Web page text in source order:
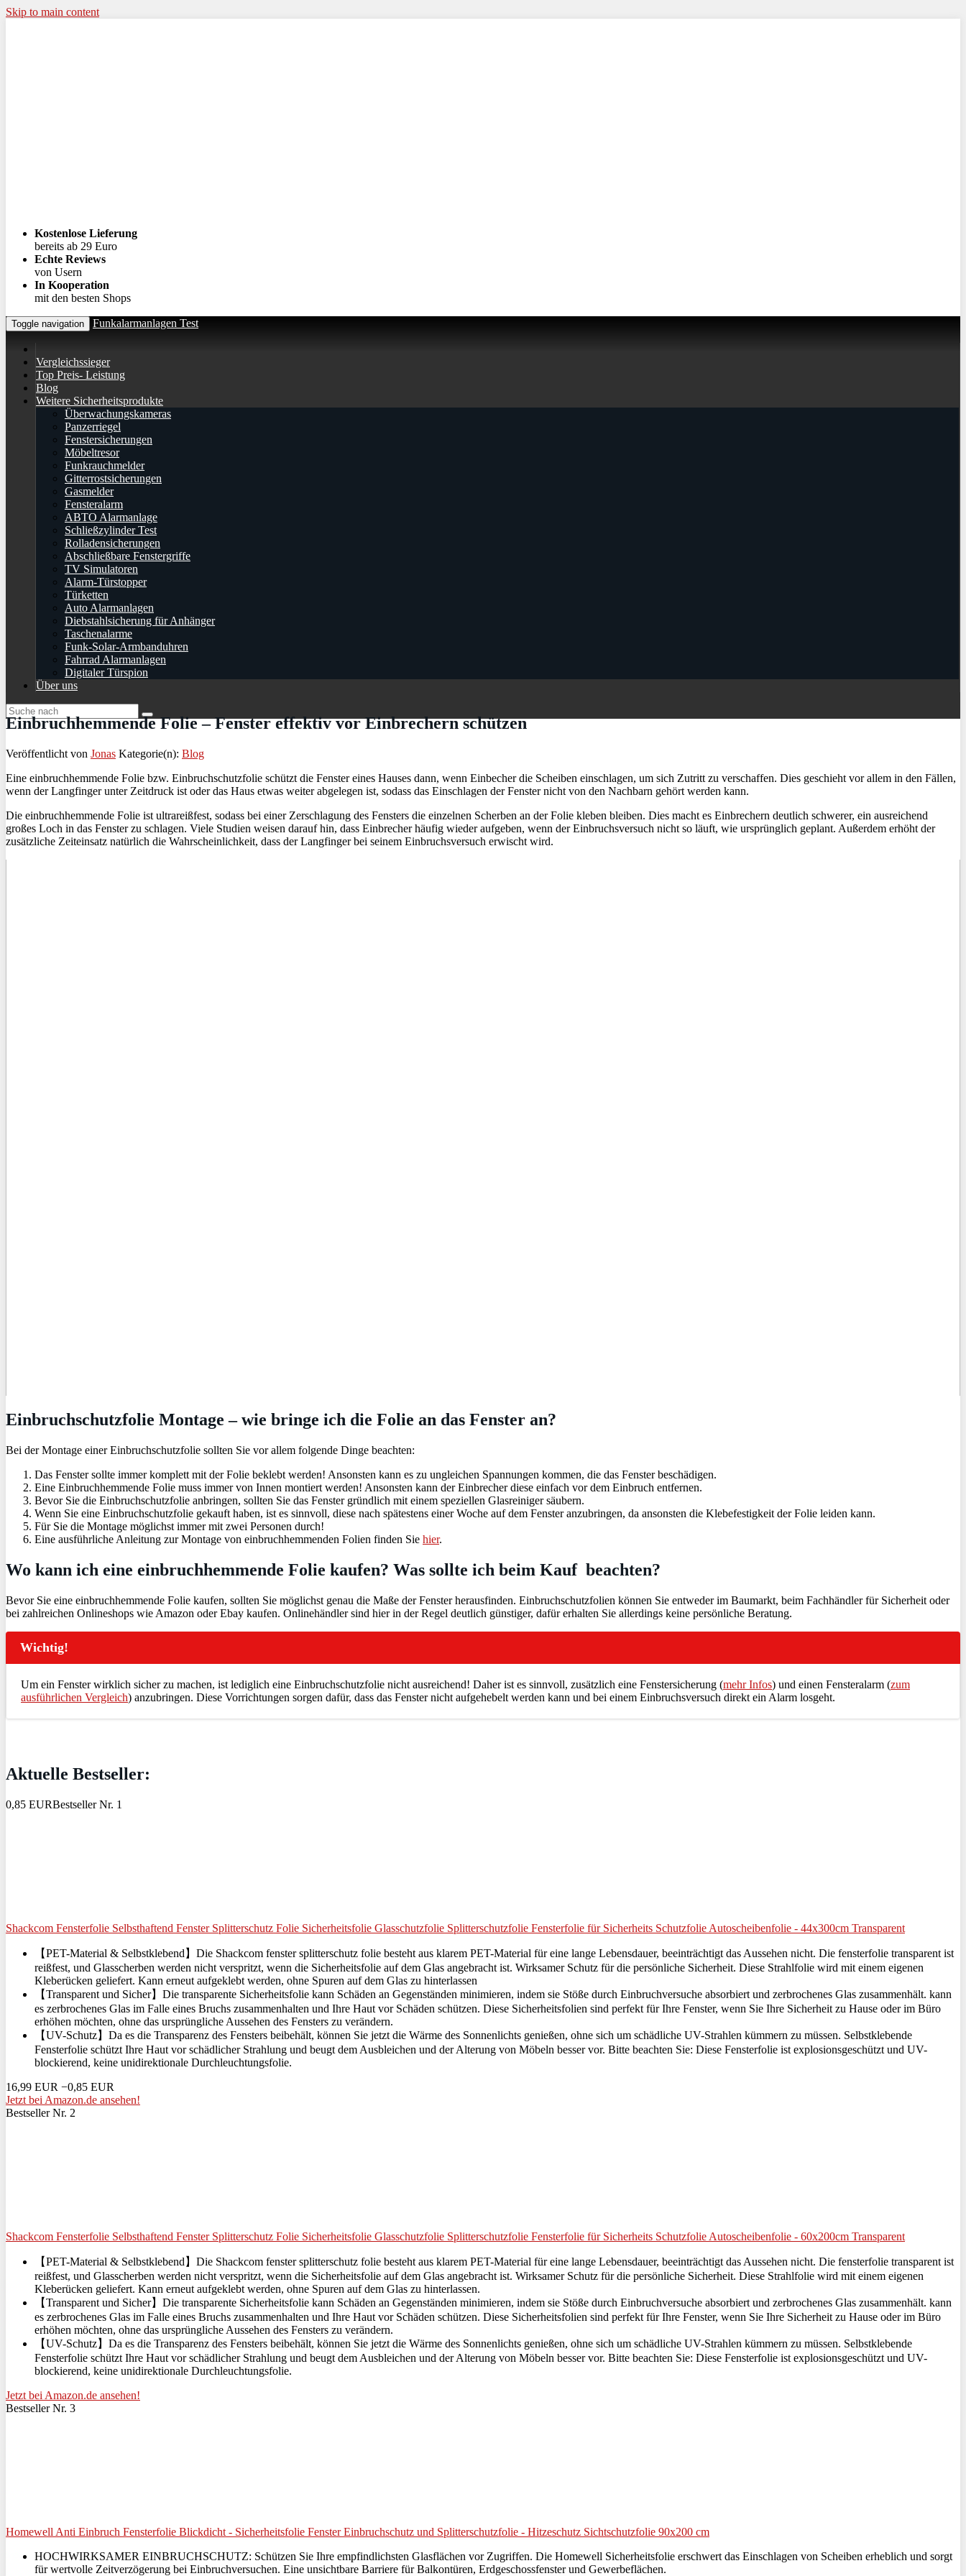
Skip to main content
Kostenlose Lieferung
bereits ab 29 Euro
Echte Reviews
von Usern
In Kooperation
mit den besten Shops
Toggle navigation Funkalarmanlagen Test
Vergleichssieger
Top Preis- Leistung
Blog
Weitere Sicherheitsprodukte
Überwachungskameras
Panzerriegel
Fenstersicherungen
Möbeltresor
Funkrauchmelder
Gitterrostsicherungen
Gasmelder
Fensteralarm
ABTO Alarmanlage
Schließzylinder Test
Rolladensicherungen
Abschließbare Fenstergriffe
TV Simulatoren
Alarm-Türstopper
Türketten
Auto Alarmanlagen
Diebstahlsicherung für Anhänger
Taschenalarme
Funk-Solar-Armbanduhren
Fahrrad Alarmanlagen
Digitaler Türspion
Über uns
Einbruchhemmende Folie – Fenster effektiv vor Einbrechern schützen
Veröffentlicht von Jonas Kategorie(n): Blog
Eine einbruchhemmende Folie bzw. Einbruchschutzfolie schützt die Fenster eines Hauses dann, wenn Einbecher die Scheiben einschlagen, um sich Zutritt zu verschaffen. Dies geschieht vor allem in den Fällen,
wenn der Langfinger unter Zeitdruck ist oder das Haus etwas weiter abgelegen ist, sodass das Einschlagen der Fenster nicht von den Nachbarn gehört werden kann.
Die einbruchhemmende Folie ist ultrareißfest, sodass bei einer Zerschlagung des Fensters die einzelnen Scherben an der Folie kleben bleiben. Dies macht es Einbrechern deutlich schwerer, ein ausreichend
großes Loch in das Fenster zu schlagen. Viele Studien weisen darauf hin, dass Einbrecher häufig wieder aufgeben, wenn der Einbruchsversuch nicht so läuft, wie ursprünglich geplant. Außerdem erhöht der
zusätzliche Zeiteinsatz natürlich die Wahrscheinlichkeit, dass der Langfinger bei seinem Einbruchsversuch erwischt wird.
Einbruchschutzfolie Montage – wie bringe ich die Folie an das Fenster an?
Bei der Montage einer Einbruchschutzfolie sollten Sie vor allem folgende Dinge beachten:
Das Fenster sollte immer komplett mit der Folie beklebt werden! Ansonsten kann es zu ungleichen Spannungen kommen, die das Fenster beschädigen.
Eine Einbruchhemmende Folie muss immer von Innen montiert werden! Ansonsten kann der Einbrecher diese einfach vor dem Einbruch entfernen.
Bevor Sie die Einbruchschutzfolie anbringen, sollten Sie das Fenster gründlich mit einem speziellen Glasreiniger säubern.
Wenn Sie eine Einbruchschutzfolie gekauft haben, ist es sinnvoll, diese nach spätestens einer Woche auf dem Fenster anzubringen, da ansonsten die Klebefestigkeit der Folie leiden kann.
Für Sie die Montage möglichst immer mit zwei Personen durch!
Eine ausführliche Anleitung zur Montage von einbruchhemmenden Folien finden Sie hier.
Wo kann ich eine einbruchhemmende Folie kaufen? Was sollte ich beim Kauf beachten?
Bevor Sie eine einbruchhemmende Folie kaufen, sollten Sie möglichst genau die Maße der Fenster herausfinden. Einbruchschutzfolien können Sie entweder im Baumarkt, beim Fachhändler für Sicherheit oder
bei zahlreichen Onlineshops wie Amazon oder Ebay kaufen. Onlinehändler sind hier in der Regel deutlich günstiger, dafür erhalten Sie allerdings keine persönliche Beratung.
Wichtig!
Um ein Fenster wirklich sicher zu machen, ist lediglich eine Einbruchschutzfolie nicht ausreichend! Daher ist es sinnvoll, zusätzlich eine Fenstersicherung (mehr Infos) und einen Fensteralarm (zum
ausführlichen Vergleich) anzubringen. Diese Vorrichtungen sorgen dafür, dass das Fenster nicht aufgehebelt werden kann und bei einem Einbruchsversuch direkt ein Alarm losgeht.
Aktuelle Bestseller:
0,85 EURBestseller Nr. 1
Shackcom Fensterfolie Selbsthaftend Fenster Splitterschutz Folie Sicherheitsfolie Glasschutzfolie Splitterschutzfolie Fensterfolie für Sicherheits Schutzfolie Autoscheibenfolie - 44x300cm Transparent
【PET-Material & Selbstklebend】Die Shackcom fenster splitterschutz folie besteht aus klarem PET-Material für eine lange Lebensdauer, beeinträchtigt das Aussehen nicht. Die fensterfolie transparent ist
reißfest, und Glasscherben werden nicht verspritzt, wenn die Sicherheitsfolie auf dem Glas angebracht ist. Wirksamer Schutz für die persönliche Sicherheit. Diese Strahlfolie wird mit einem eigenen
Kleberücken geliefert. Kann erneut aufgeklebt werden, ohne Spuren auf dem Glas zu hinterlassen
【Transparent und Sicher】Die transparente Sicherheitsfolie kann Schäden an Gegenständen minimieren, indem sie Stöße durch Einbruchversuche absorbiert und zerbrochenes Glas zusammenhält. kann
es zerbrochenes Glas im Falle eines Bruchs zusammenhalten und Ihre Haut vor Schäden schützen. Diese Sicherheitsfolien sind perfekt für Ihre Fenster, wenn Sie Ihre Sicherheit zu Hause oder im Büro
erhöhen möchten, ohne das ursprüngliche Aussehen des Fensters zu verändern.
【UV-Schutz】Da es die Transparenz des Fensters beibehält, können Sie jetzt die Wärme des Sonnenlichts genießen, ohne sich um schädliche UV-Strahlen kümmern zu müssen. Selbstklebende
Fensterfolie schützt Ihre Haut vor schädlicher Strahlung und beugt dem Ausbleichen und der Alterung von Möbeln besser vor. Bitte beachten Sie: Diese Fensterfolie ist explosionsgeschützt und UV-
blockierend, keine unidirektionale Durchleuchtungsfolie.
16,99 EUR −0,85 EUR
Jetzt bei Amazon.de ansehen!
Bestseller Nr. 2
Shackcom Fensterfolie Selbsthaftend Fenster Splitterschutz Folie Sicherheitsfolie Glasschutzfolie Splitterschutzfolie Fensterfolie für Sicherheits Schutzfolie Autoscheibenfolie - 60x200cm Transparent
【PET-Material & Selbstklebend】Die Shackcom fenster splitterschutz folie besteht aus klarem PET-Material für eine lange Lebensdauer, beeinträchtigt das Aussehen nicht. Die fensterfolie transparent ist
reißfest, und Glasscherben werden nicht verspritzt, wenn die Sicherheitsfolie auf dem Glas angebracht ist. Wirksamer Schutz für die persönliche Sicherheit. Diese Strahlfolie wird mit einem eigenen
Kleberücken geliefert. Kann erneut aufgeklebt werden, ohne Spuren auf dem Glas zu hinterlassen.
【Transparent und Sicher】Die transparente Sicherheitsfolie kann Schäden an Gegenständen minimieren, indem sie Stöße durch Einbruchversuche absorbiert und zerbrochenes Glas zusammenhält. kann
es zerbrochenes Glas im Falle eines Bruchs zusammenhalten und Ihre Haut vor Schäden schützen. Diese Sicherheitsfolien sind perfekt für Ihre Fenster, wenn Sie Ihre Sicherheit zu Hause oder im Büro
erhöhen möchten, ohne das ursprüngliche Aussehen des Fensters zu verändern.
【UV-Schutz】Da es die Transparenz des Fensters beibehält, können Sie jetzt die Wärme des Sonnenlichts genießen, ohne sich um schädliche UV-Strahlen kümmern zu müssen. Selbstklebende
Fensterfolie schützt Ihre Haut vor schädlicher Strahlung und beugt dem Ausbleichen und der Alterung von Möbeln besser vor. Bitte beachten Sie: Diese Fensterfolie ist explosionsgeschützt und UV-
blockierend, keine unidirektionale Durchleuchtungsfolie.
Jetzt bei Amazon.de ansehen!
Bestseller Nr. 3
Homewell Anti Einbruch Fensterfolie Blickdicht - Sicherheitsfolie Fenster Einbruchschutz und Splitterschutzfolie - Hitzeschutz Sichtschutzfolie 90x200 cm
HOCHWIRKSAMER EINBRUCHSCHUTZ: Schützen Sie Ihre empfindlichsten Glasflächen vor Zugriffen. Die Homewell Sicherheitsfolie erschwert das Einschlagen von Scheiben erheblich und sorgt
für wertvolle Zeitverzögerung bei Einbruchversuchen. Eine unsichtbare Barriere für Balkontüren, Erdgeschossfenster und Gewerbeflächen.